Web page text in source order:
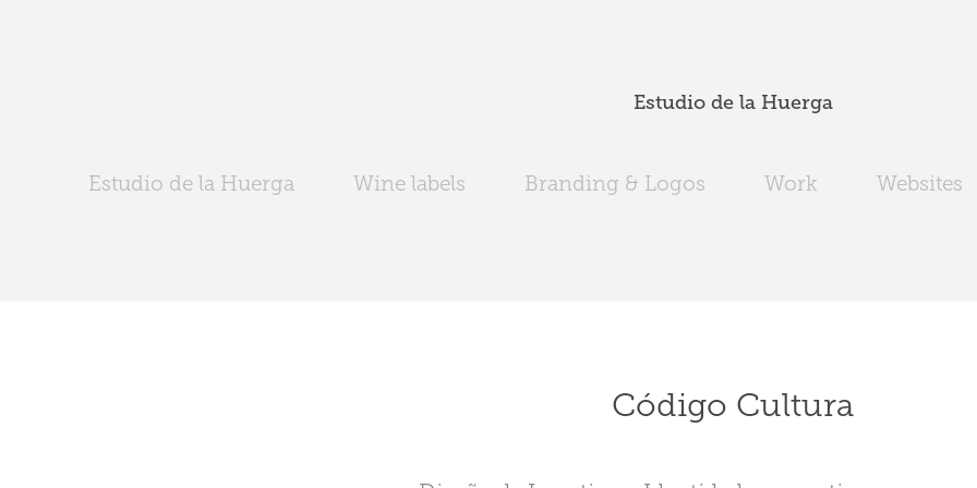
Estudio de la Huerga
Estudio de la Huerga Wine labels Branding & Logos Work Websites
Código Cultura